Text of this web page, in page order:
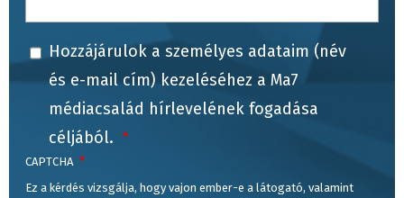
Hozzájárulok a személyes adataim (név
és e-mail cím) kezeléséhez a Ma7
médiacsalád hírlevelének fogadása
céljából.
CAPTCHA
Ez a kérdés vizsgálja, hogy vajon ember-e a látogató, valamint